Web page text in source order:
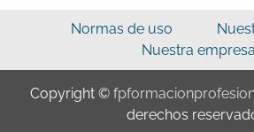
Normas de uso
Nuestra empresa
Copyright ©
derechos